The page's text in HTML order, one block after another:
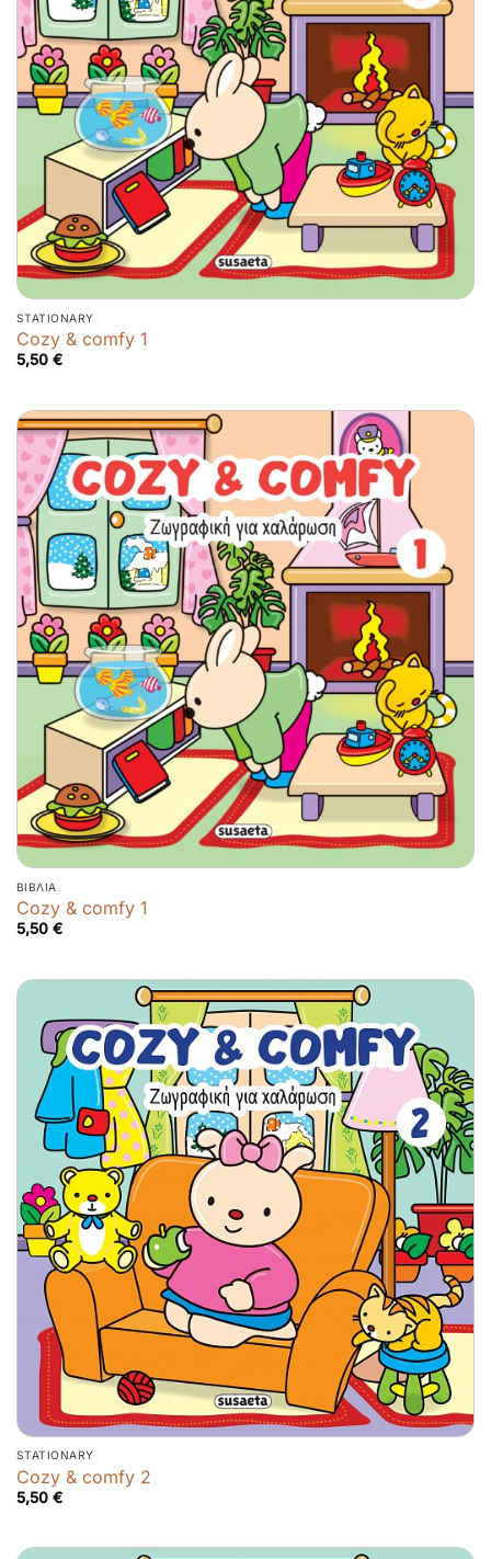
STATIONARY
Cozy & comfy 1
5,50 €
ΒΙΒΛΊΑ
Cozy & comfy 1
5,50 €
STATIONARY
Cozy & comfy 2
5,50 €